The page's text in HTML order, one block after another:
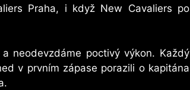
Praha, i když New Cavaliers po
neodevzdáme poctivý výkon. Každý
v prvním zápase porazili o kapitána